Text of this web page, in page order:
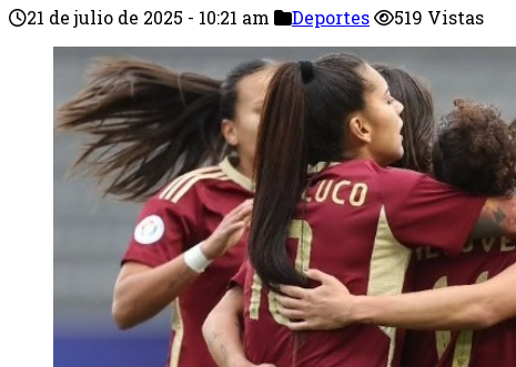
21 de julio de 2025 - 10:21 am Deportes 519 Vistas